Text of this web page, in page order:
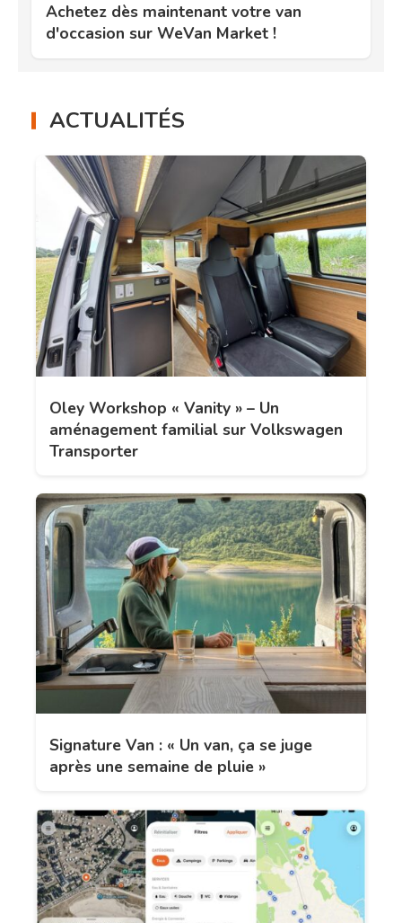
Achetez dès maintenant votre van
d'occasion sur WeVan Market !
ACTUALITÉS
Oley Workshop « Vanity » – Un
aménagement familial sur Volkswagen
Transporter
Signature Van : « Un van, ça se juge
après une semaine de pluie »